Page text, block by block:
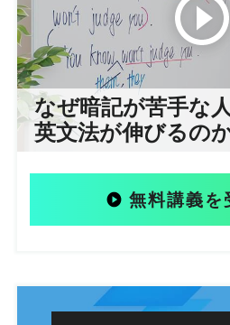
なぜ暗記が苦手な
英文法が伸びるの
無料講義を